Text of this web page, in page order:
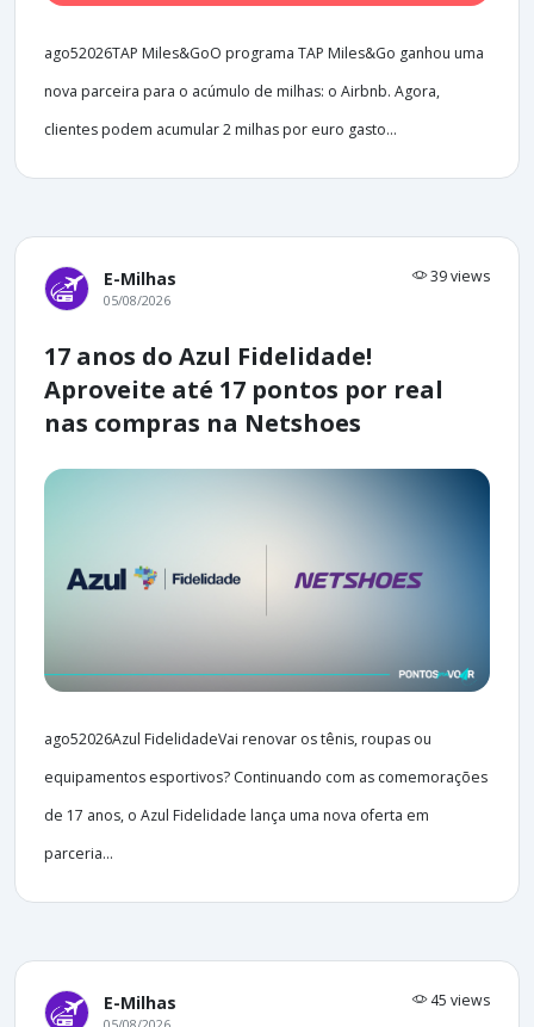
ago52026TAP Miles&GoO programa TAP Miles&Go ganhou uma
nova parceira para o acúmulo de milhas: o Airbnb. Agora,
clientes podem acumular 2 milhas por euro gasto...
E-Milhas 39 views
05/08/2026
17 anos do Azul Fidelidade!
Aproveite até 17 pontos por real
nas compras na Netshoes
ago52026Azul FidelidadeVai renovar os tênis, roupas ou
equipamentos esportivos? Continuando com as comemorações
de 17 anos, o Azul Fidelidade lança uma nova oferta em
parceria...
E-Milhas 45 views